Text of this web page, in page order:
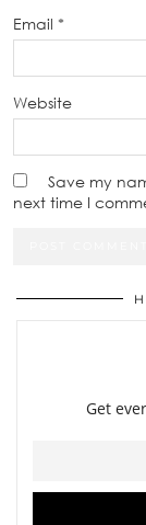
Email *
Website
Save my
next time I